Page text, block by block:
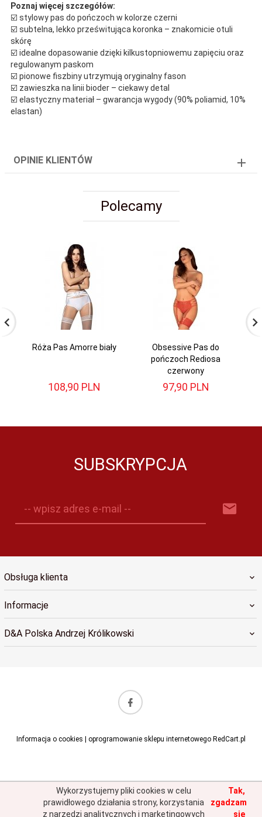
Poznaj więcej szczegółów:
☑️ stylowy pas do pończoch w kolorze czerni
☑️ subtelna, lekko prześwitująca koronka – znakomicie otuli
skórę
☑️ idealne dopasowanie dzięki kilkustopniowemu zapięciu oraz
regulowanym paskom
☑️ pionowe fiszbiny utrzymują oryginalny fason
☑️ zawieszka na linii bioder – ciekawy detal
☑️ elastyczny materiał – gwarancja wygody (90% poliamid, 10%
elastan)
OPINIE KLIENTÓW
Polecamy
Róża Pas Amorre biały
108,90 PLN
Obsessive Pas do
pończoch Rediosa
czerwony
97,90 PLN
SUBSKRYPCJA
-- wpisz adres e-mail --
Obsługa klienta
Informacje
D&A Polska Andrzej Królikowski
Informacja o cookies | oprogramowanie sklepu internetowego RedCart.pl
Wykorzystujemy pliki cookies w celu
prawidłowego działania strony, korzystania
z narzędzi analitycznych i marketingowych
Tak,
zgadzam
się